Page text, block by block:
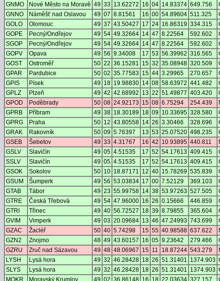
GNMO
Nové Město na Moravě 49 33 13.62272 16 04 14.83374 649.756
GNNO
Náměšť nad Oslavou 49 07 8.81561 16 00 54.89604 511.325
GOLO
Olomouc 49 37 43.50427 17 24 16.86319 334.315
GOPE
Pecný/Ondřejov 49 54 49.32664 14 47 8.22564 592.602
SGOP
Pecný/Ondřejov 49 54 49.32664 14 47 8.22564 592.602
GOPV
Opava 49 56 9.34008 17 53 56.39962 316.565
GOST
Ostroměř 50 22 36.15281 15 32 35.08948 320.509
GPAR
Pardubice 50 02 35.77583 15 44 3.29965 270.657
GPIS
Písek 49 18 19.98830 14 08 58.63972 441.482
GPLZ
Plzeň 49 42 42.68992 13 22 51.49877 403.420
GPOD
Poděbrady 50 08 24.92173 15 08 6.75294 254.439
GPRB
Příbram 49 38 18.30189 18 09 10.33695 328.580
GPRG
Praha 50 12 43.80558 14 26 3.30466 328.696
GRAK
Rakovník 50 09 5.76397 13 53 25.07520 498.235
GSEB
Šebetov 49 33 4.31767 16 42 10.93895 440.811
GSLV
Slavičín 49 05 4.51535 17 52 54.17613 409.415
SSLV
Slavičín 49 05 4.51535 17 52 54.17613 409.415
GSOK
Sokolov 50 10 18.87171 12 40 15.78269 535.839
GSUM
Šumperk 49 56 53.03834 17 00 7.52129 369.103
GTAB
Tábor 49 23 55.99758 14 38 53.97263 527.505
GTRE
Česká Třebová 49 54 47.96000 16 26 0.15666 446.859
GTRI
Třinec 49 40 56.72527 18 39 8.79855 365.604
GVIM
Vimperk 49 03 20.09684 13 46 47.24993 743.699
GZAC
Žacléř 50 40 5.74298 15 55 40.98588 637.622
GZN2
Znojmo 48 49 43.60157 16 05 9.23642 279.466
GZRU
Zruč nad Sázavou 49 48 48.06967 15 11 18.87244 543.279
LYSH
Lysá hora 49 32 46.28428 18 26 51.31401 1374.903
SLYS
Lysá hora 49 32 46.28428 18 26 51.31401 1374.903
MOKR
Moravský Krumlov 49 02 36.86148 16 18 22.03634 327.157